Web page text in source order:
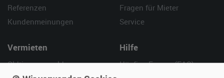
Referenzen
Kundenmeinungen
Fragen für Mieter
Service
Vermieten
Oldtimer anmelden
Hilfe
Häufige Fragen (FAQ)